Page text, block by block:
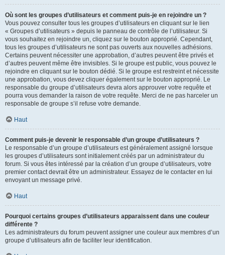
Où sont les groupes d’utilisateurs et comment puis-je en rejoindre un ?
Vous pouvez consulter tous les groupes d’utilisateurs en cliquant sur le lien
« Groupes d’utilisateurs » depuis le panneau de contrôle de l’utilisateur. Si
vous souhaitez en rejoindre un, cliquez sur le bouton approprié. Cependant,
tous les groupes d’utilisateurs ne sont pas ouverts aux nouvelles adhésions.
Certains peuvent nécessiter une approbation, d’autres peuvent être privés et
d’autres peuvent même être invisibles. Si le groupe est public, vous pouvez le
rejoindre en cliquant sur le bouton dédié. Si le groupe est restreint et nécessite
une approbation, vous devez cliquer également sur le bouton approprié. Le
responsable du groupe d’utilisateurs devra alors approuver votre requête et
pourra vous demander la raison de votre requête. Merci de ne pas harceler un
responsable de groupe s’il refuse votre demande.
Haut
Comment puis-je devenir le responsable d’un groupe d’utilisateurs ?
Le responsable d’un groupe d’utilisateurs est généralement assigné lorsque
les groupes d’utilisateurs sont initialement créés par un administrateur du
forum. Si vous êtes intéressé par la création d’un groupe d’utilisateurs, votre
premier contact devrait être un administrateur. Essayez de le contacter en lui
envoyant un message privé.
Haut
Pourquoi certains groupes d’utilisateurs apparaissent dans une couleur
différente ?
Les administrateurs du forum peuvent assigner une couleur aux membres d’un
groupe d’utilisateurs afin de faciliter leur identification.